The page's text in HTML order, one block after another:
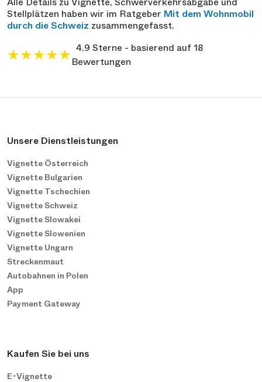
Stellplätzen haben wir im Ratgeber Mit dem Wohnmobil
durch die Schweiz zusammengefasst.
★★★★★ 4.9 Sterne - basierend auf 18
Bewertungen
Unsere Dienstleistungen
Vignette Österreich
Vignette Bulgarien
Vignette Tschechien
Vignette Schweiz
Vignette Slowakei
Vignette Slowenien
Vignette Ungarn
Streckenmaut
Autobahnen in Polen
App
Payment Gateway
Kaufen Sie bei uns
E-Vignette